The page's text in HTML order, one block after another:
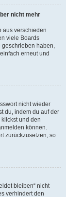
nicht mehr
aus verschieden
viele Boards
geschrieben haben,
erneut und
nicht wieder
du, indem du auf der
und den
können.
zurückzusetzen, so
bleiben“ nicht
verhindert den